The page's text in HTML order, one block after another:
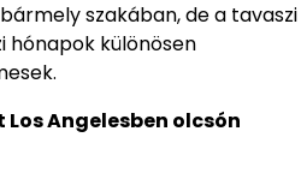
szakában, de a tavaszi
hónapok különösen
Angelesben olcsón